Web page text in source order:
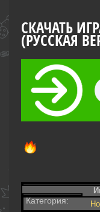
СКАЧАТЬ
(РУССКАЯ
Категория: